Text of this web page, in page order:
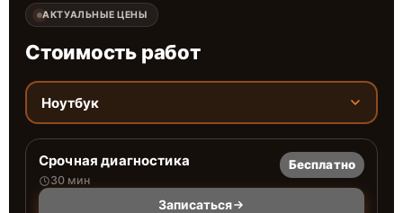
АКТУАЛЬНЫЕ ЦЕНЫ
Стоимость работ
Ноутбук
Срочная диагностика
30 мин
Бесплатно
Записаться